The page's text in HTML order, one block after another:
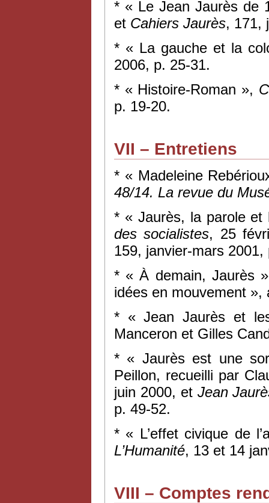
* « Le Jean Jaurès de
et Cahiers Jaurès, 171,
* « La gauche et la
2006, p. 25-31.
* « Histoire-Roman »,
p. 19-20.
VII – Entretiens
* « Madeleine
48/14. La revue du
* « Jaurès, la parole et
des socialistes, 25
159, janvier-mars 2001,
* « À demain, Jaurès
idées en mouvement »,
* « Jean Jaurès et
Manceron et Gilles
* « Jaurès est une
Peillon, recueilli par
juin 2000, et Jean
p. 49-52.
* « L’effet civique de
L’Humanité, 13 et 14
VIII – Comptes